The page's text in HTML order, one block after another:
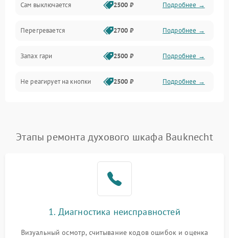
Сам выключается 2500 ₽ Подробнее →
Перегревается 2700 ₽ Подробнее →
Запах гари 2500 ₽ Подробнее →
Не реагирует на кнопки 2500 ₽ Подробнее →
Этапы ремонта духового шкафа Bauknecht
1. Диагностика неисправностей
Визуальный осмотр, считывание кодов ошибок и оценка